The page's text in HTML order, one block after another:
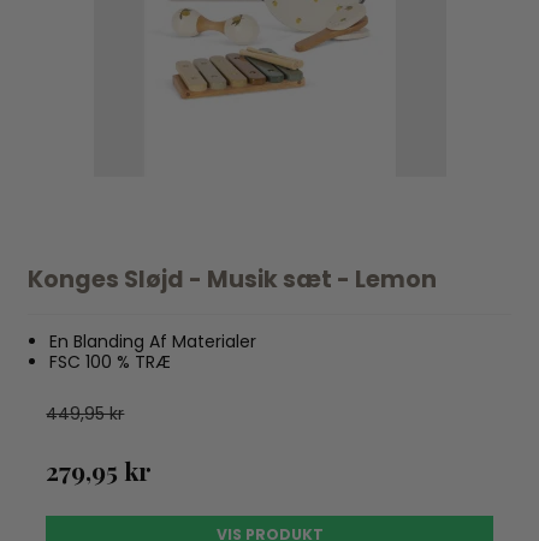
Konges Sløjd - Musik sæt - Lemon
En Blanding Af Materialer
FSC 100 % TRÆ
449,95 kr
279,95 kr
VIS PRODUKT